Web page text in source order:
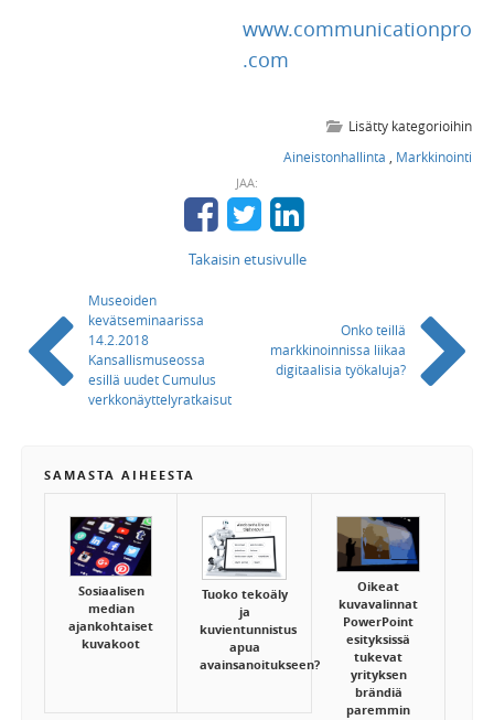
www.communicationpro
.com
Lisätty kategorioihin
Aineistonhallinta
Markkinointi
JAA:
Takaisin etusivulle
Museoiden
kevätseminaarissa
14.2.2018
Kansallismuseossa
esillä uudet Cumulus
verkkonäyttelyratkaisut
Onko teillä
markkinoinnissa liikaa
digitaalisia työkaluja?
SAMASTA AIHEESTA
Sosiaalisen
median
ajankohtaiset
kuvakoot
Tuoko tekoäly
ja
kuvientunnistus
apua
avainsanoitukseen?
Oikeat
kuvavalinnat
PowerPoint
esityksissä
tukevat
yrityksen
brändiä
paremmin